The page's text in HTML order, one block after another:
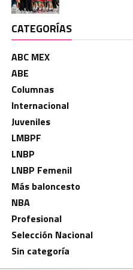
CATEGORÍAS
ABC MEX
ABE
Columnas
Internacional
Juveniles
LMBPF
LNBP
LNBP Femenil
Más baloncesto
NBA
Profesional
Selección Nacional
Sin categoría